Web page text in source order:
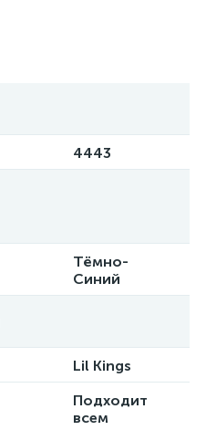
4443
Тёмно-
Синий
Lil Kings
Подходит
всем